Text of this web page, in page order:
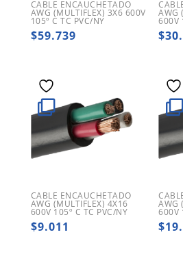
CABLE ENCAUCHETADO
AWG (MULTIFLEX) 3X6 600V
105º C TC PVC/NY
$59.739
AWG
600V
$
CABLE ENCAUCHETADO
AWG (MULTIFLEX) 4X16
600V 105º C TC PVC/NY
$9.011
AWG
600V
$